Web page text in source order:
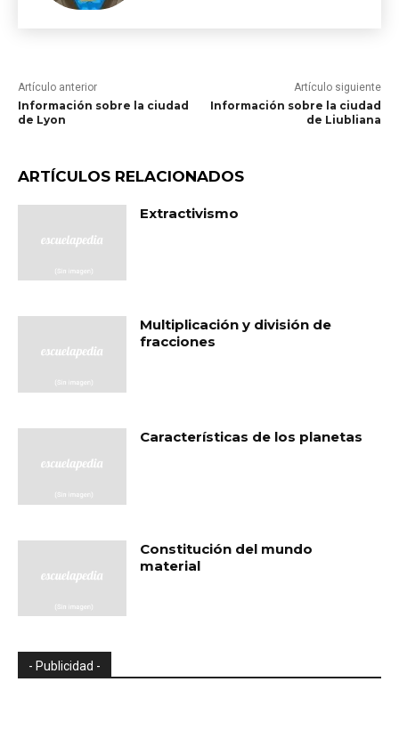
Artículo anterior
Información sobre la ciudad
de Lyon
Artículo siguiente
Información sobre la ciudad
de Liubliana
ARTÍCULOS RELACIONADOS
Extractivismo
Multiplicación y división de
fracciones
Características de los planetas
Constitución del mundo
material
- Publicidad -